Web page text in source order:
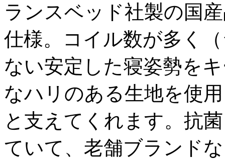
ランスベッド社製の国
仕様。コイル数が多く
ない安定した寝姿勢を
なハリのある生地を使
と支えてくれます。抗
ていて、老舗ブランド